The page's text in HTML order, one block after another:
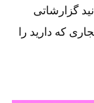
گزارشاتی
که دارید را